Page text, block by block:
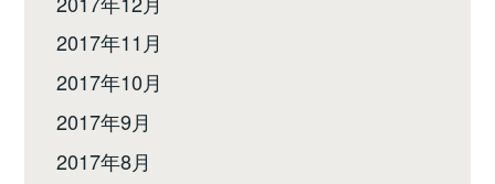
2017年11月
2017年10月
2017年9月
2017年8月